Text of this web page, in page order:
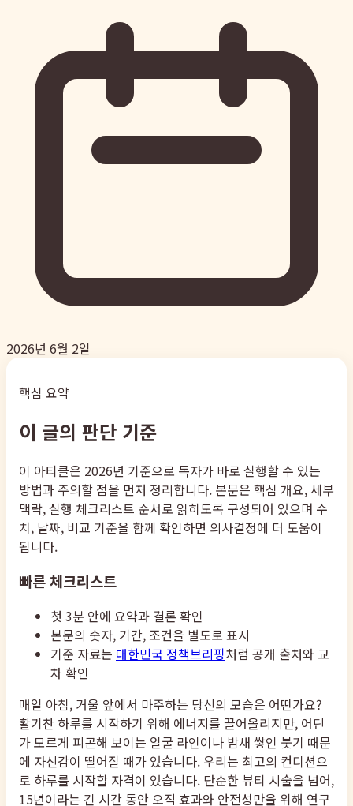
2026년 6월 2일
핵심 요약
이 글의 판단 기준
이 아티클은 2026년 기준으로 독자가 바로 실행할 수 있는
방법과 주의할 점을 먼저 정리합니다. 본문은 핵심 개요, 세부
맥락, 실행 체크리스트 순서로 읽히도록 구성되어 있으며 수
치, 날짜, 비교 기준을 함께 확인하면 의사결정에 더 도움이
됩니다.
빠른 체크리스트
첫 3분 안에 요약과 결론 확인
본문의 숫자, 기간, 조건을 별도로 표시
기준 자료는 대한민국 정책브리핑처럼 공개 출처와 교
차 확인
매일 아침, 거울 앞에서 마주하는 당신의 모습은 어떤가요?
활기찬 하루를 시작하기 위해 에너지를 끌어올리지만, 어딘
가 모르게 피곤해 보이는 얼굴 라인이나 밤새 쌓인 붓기 때문
에 자신감이 떨어질 때가 있습니다. 우리는 최고의 컨디션으
로 하루를 시작할 자격이 있습니다. 단순한 뷰티 시술을 넘어,
15년이라는 긴 시간 동안 오직 효과와 안전성만을 위해 연구